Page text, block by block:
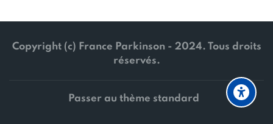
Copyright (c) France Parkinson - 2024. Tous droits
réservés.
Passer au thème standard